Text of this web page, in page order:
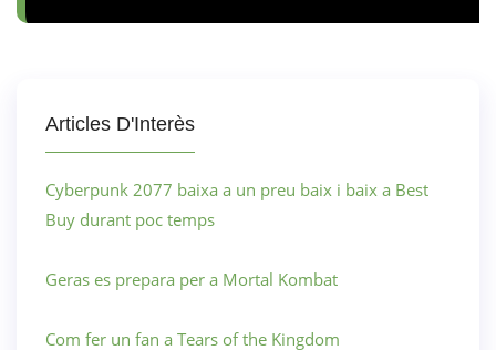
Articles D'Interès
Cyberpunk 2077 baixa a un preu baix i baix a Best
Buy durant poc temps
Geras es prepara per a Mortal Kombat
Com fer un fan a Tears of the Kingdom